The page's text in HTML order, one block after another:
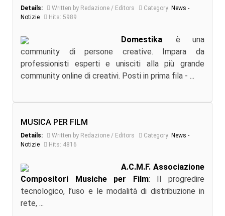
Details: Written by Redazione / Editors Category: News -
Notizie
Hits: 5989
Domestika: è una
community di persone creative. Impara da
professionisti esperti e unisciti alla più grande
community online di creativi. Posti in prima fila - ...
MUSICA PER FILM
Details: Written by Redazione / Editors Category: News -
Notizie
Hits: 4816
A.C.M.F. Associazione
Compositori Musiche per Film: Il progredire
tecnologico, l’uso e le modalità di distribuzione in
rete, ...